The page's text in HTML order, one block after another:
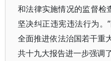
和法律实施情况的监督检
坚决纠正违宪违法行为
全面推进依法治国若干重
共十九大报告进一步强调